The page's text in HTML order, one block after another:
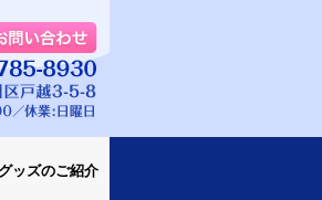
ッズのご紹介